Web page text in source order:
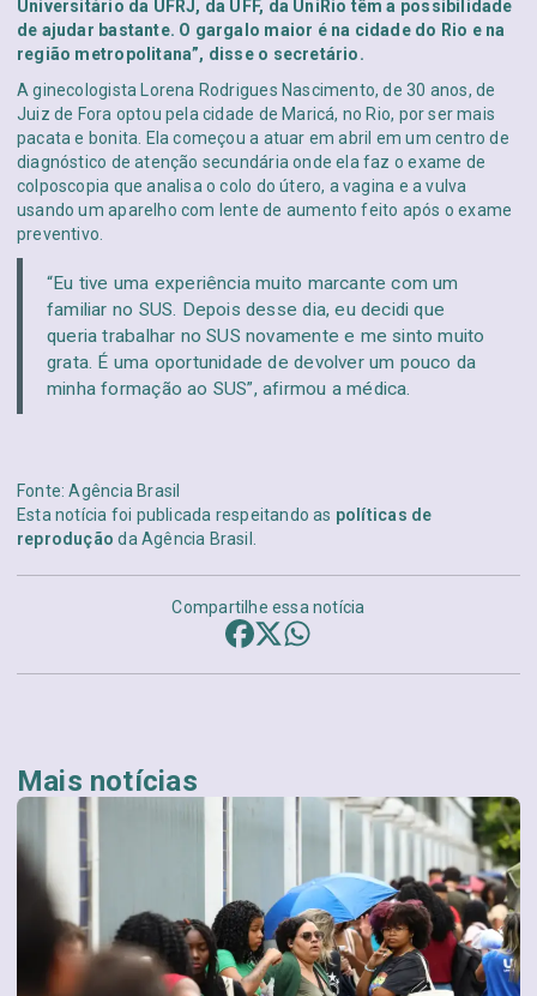
Universitário da UFRJ, da UFF, da UniRio têm a possibilidade
de ajudar bastante. O gargalo maior é na cidade do Rio e na
região metropolitana”, disse o secretário.
A ginecologista Lorena Rodrigues Nascimento, de 30 anos, de
Juiz de Fora optou pela cidade de Maricá, no Rio, por ser mais
pacata e bonita. Ela começou a atuar em abril em um centro de
diagnóstico de atenção secundária onde ela faz o exame de
colposcopia que analisa o colo do útero, a vagina e a vulva
usando um aparelho com lente de aumento feito após o exame
preventivo.
“Eu tive uma experiência muito marcante com um
familiar no SUS. Depois desse dia, eu decidi que
queria trabalhar no SUS novamente e me sinto muito
grata. É uma oportunidade de devolver um pouco da
minha formação ao SUS”, afirmou a médica.
Fonte: Agência Brasil
Esta notícia foi publicada respeitando as políticas de
reprodução da Agência Brasil.
Compartilhe essa notícia
Mais notícias